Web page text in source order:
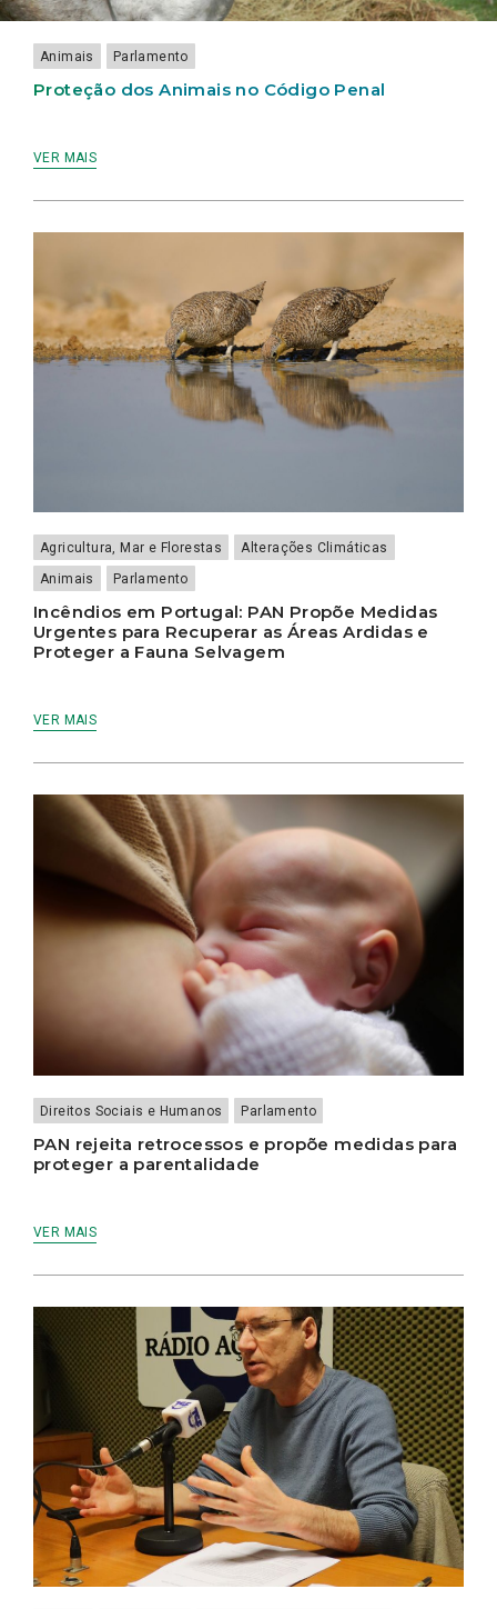
Animais Parlamento
Proteção dos Animais no Código Penal
VER MAIS
Agricultura, Mar e Florestas
Alterações Climáticas
Animais
Parlamento
Incêndios em Portugal: PAN Propõe Medidas
Urgentes para Recuperar as Áreas Ardidas e
Proteger a Fauna Selvagem
VER MAIS
E
A
FAUNA
SELVAGEM
Direitos Sociais e Humanos Parlamento
PAN rejeita retrocessos e propõe medidas para
proteger a parentalidade
VER MAIS
HUMANOS
RECLUSO
JUSTIÇA
RISCO
FORÇAS
DE
SEGURANÇA